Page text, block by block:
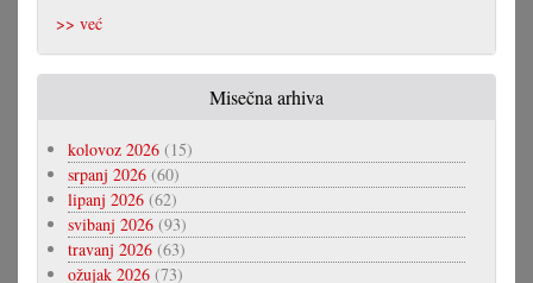
>> već
Misečna arhiva
kolovoz 2026 (15)
srpanj 2026 (60)
lipanj 2026 (62)
svibanj 2026 (93)
travanj 2026 (63)
ožujak 2026 (73)